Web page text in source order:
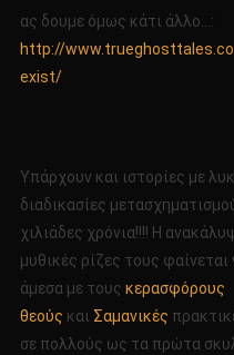
ας δουμε όμως κάτι άλλο…:
http://
exist/
Υπάρχουν και ιστορίες με
διαδικασίες
χιλιάδες χρόνια!!!! Η
μυθικές ρίζες τους
άμεσα με τους κερασφόρους
θεούς και Σαμανικές
σε πολλούς ως τα πρώτα